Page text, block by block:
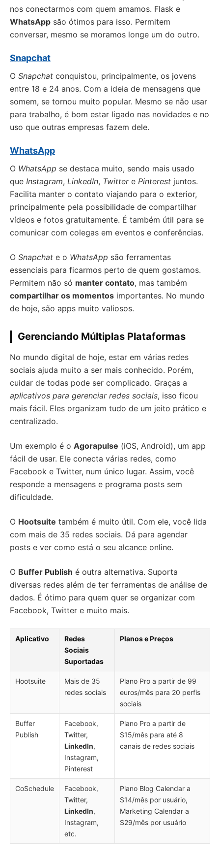
nos conectarmos com quem amamos. Flask e
WhatsApp são ótimos para isso. Permitem
conversar, mesmo se moramos longe um do outro.
Snapchat
O Snapchat conquistou, principalmente, os jovens
entre 18 e 24 anos. Com a ideia de mensagens que
somem, se tornou muito popular. Mesmo se não usar
para trabalho, é bom estar ligado nas novidades e no
uso que outras empresas fazem dele.
WhatsApp
O WhatsApp se destaca muito, sendo mais usado
que Instagram, LinkedIn, Twittere Pinterest juntos.
Facilita manter o contato viajando para o exterior,
principalmente pela possibilidade de compartilhar
vídeos e fotos gratuitamente. É também útil para se
comunicar com colegas em eventos e conferências.
O Snapchat e o WhatsApp são ferramentas
essenciais para ficarmos perto de quem gostamos.
Permitem não só manter contato, mas também
compartilhar os momentos importantes. No mundo
de hoje, são apps muito valiosos.
Gerenciando Múltiplas Plataformas
No mundo digital de hoje, estar em várias redes
sociais ajuda muito a ser mais conhecido. Porém,
cuidar de todas pode ser complicado. Graças a
aplicativos para gerenciar redes sociais, isso ficou
mais fácil. Eles organizam tudo de um jeito prático e
centralizado.
Um exemplo é o Agorapulse (iOS, Android), um app
fácil de usar. Ele conecta várias redes, como
Facebook e Twitter, num único lugar. Assim, você
responde a mensagens e programa posts sem
dificuldade.
O Hootsuite também é muito útil. Com ele, você lida
com mais de 35 redes sociais. Dá para agendar
posts e ver como está o seu alcance online.
O Buffer Publish é outra alternativa. Suporta
diversas redes além de ter ferramentas de análise de
dados. É ótimo para quem quer se organizar com
Facebook, Twitter e muito mais.
Aplicativo
Redes
Sociais
Suportadas
Planos e Preços
Hootsuite
Mais de 35
redes sociais
Plano Pro a partir de 99
euros/mês para 20 perfis
sociais
Buffer
Publish
Facebook,
Twitter,
LinkedIn,
Instagram,
Pinterest
Plano Pro a partir de
$15/mês para até 8
canais de redes sociais
CoSchedule
Facebook,
Twitter,
LinkedIn,
Instagram,
etc.
Plano Blog Calendar a
$14/mês por usuário,
Marketing Calendar a
$29/mês por usuário